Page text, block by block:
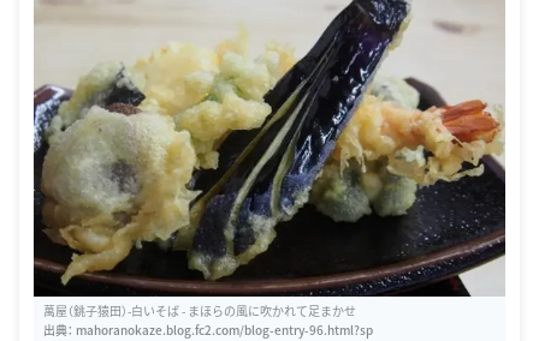
萬屋（銚子猿田）-白いそば - まほらの風に吹かれて足まかせ
出典： mahoranokaze.blog.fc2.com/blog-entry-96.html?sp